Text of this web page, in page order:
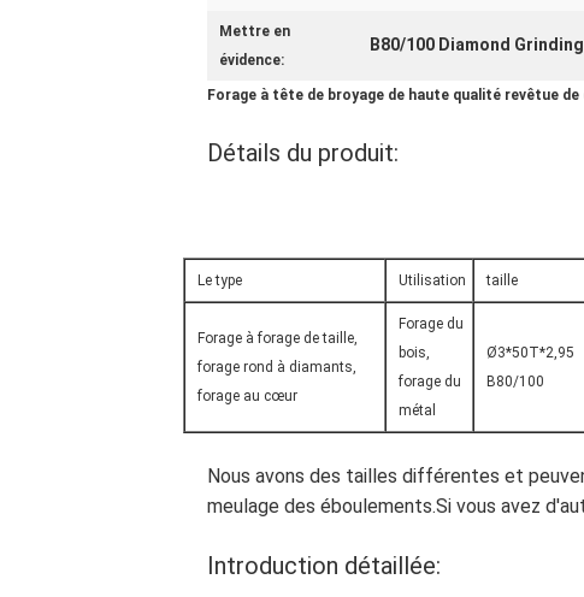
Mettre en
évidence:
B80/100 Diamond
Forage à tête de broyage de haute qualité revêtue
Détails du produit:
Le type Utilisation taille
Forage à forage de taille,
forage rond à diamants,
forage au cœur
Forage du
bois,
forage du
métal
Ø3*50T*2,95
B80/100
Nous avons des tailles différentes et
meulage des éboulements.Si vous avez
Introduction détaillée: